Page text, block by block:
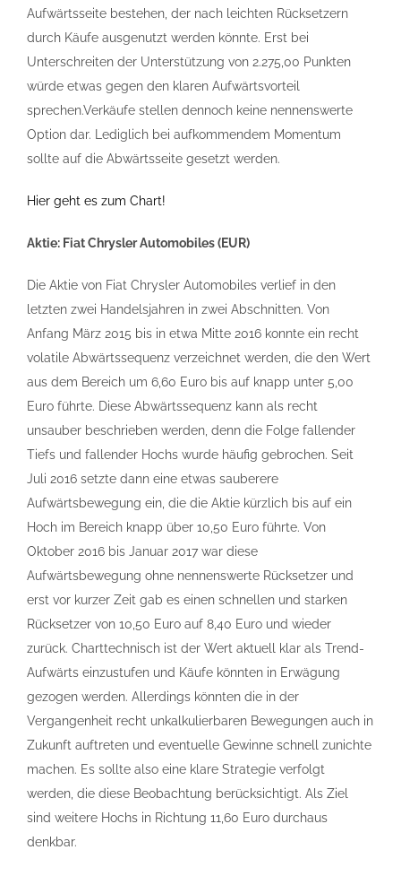
Aufwärtsseite bestehen, der nach leichten Rücksetzern
durch Käufe ausgenutzt werden könnte. Erst bei
Unterschreiten der Unterstützung von 2.275,00 Punkten
würde etwas gegen den klaren Aufwärtsvorteil
sprechen.Verkäufe stellen dennoch keine nennenswerte
Option dar. Lediglich bei aufkommendem Momentum
sollte auf die Abwärtsseite gesetzt werden.
Hier geht es zum Chart!
Aktie: Fiat Chrysler Automobiles (EUR)
Die Aktie von Fiat Chrysler Automobiles verlief in den
letzten zwei Handelsjahren in zwei Abschnitten. Von
Anfang März 2015 bis in etwa Mitte 2016 konnte ein recht
volatile Abwärtssequenz verzeichnet werden, die den Wert
aus dem Bereich um 6,60 Euro bis auf knapp unter 5,00
Euro führte. Diese Abwärtssequenz kann als recht
unsauber beschrieben werden, denn die Folge fallender
Tiefs und fallender Hochs wurde häufig gebrochen. Seit
Juli 2016 setzte dann eine etwas sauberere
Aufwärtsbewegung ein, die die Aktie kürzlich bis auf ein
Hoch im Bereich knapp über 10,50 Euro führte. Von
Oktober 2016 bis Januar 2017 war diese
Aufwärtsbewegung ohne nennenswerte Rücksetzer und
erst vor kurzer Zeit gab es einen schnellen und starken
Rücksetzer von 10,50 Euro auf 8,40 Euro und wieder
zurück. Charttechnisch ist der Wert aktuell klar als Trend-
Aufwärts einzustufen und Käufe könnten in Erwägung
gezogen werden. Allerdings könnten die in der
Vergangenheit recht unkalkulierbaren Bewegungen auch in
Zukunft auftreten und eventuelle Gewinne schnell zunichte
machen. Es sollte also eine klare Strategie verfolgt
werden, die diese Beobachtung berücksichtigt. Als Ziel
sind weitere Hochs in Richtung 11,60 Euro durchaus
denkbar.